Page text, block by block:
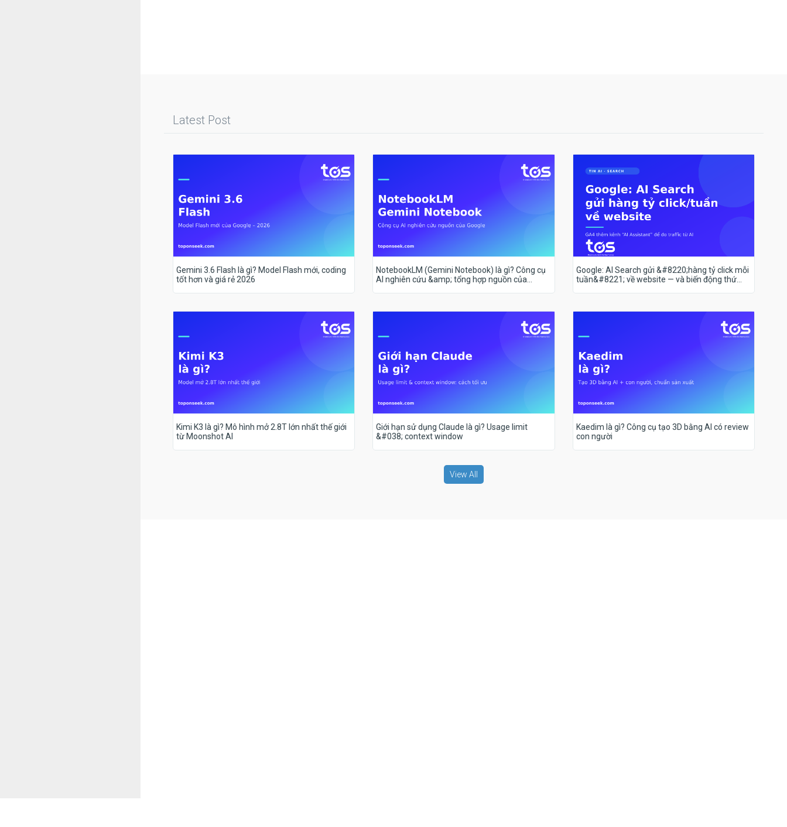
Latest Post
Gemini 3.6 Flash là gì? Model Flash mới, coding
tốt hơn và giá rẻ 2026
NotebookLM (Gemini Notebook) là gì? Công cụ
AI nghiên cứu &amp; tổng hợp nguồn của
Google: AI Search gửi &#8220;hàng tỷ click mỗi
tuần&#8221; về website — và biến động thứ
Kimi K3 là gì? Mô hình mở 2.8T lớn nhất thế giới
từ Moonshot AI
Giới hạn sử dụng Claude là gì? Usage limit
&#038; context window
Kaedim là gì? Công cụ tạo 3D bằng AI có review
con người
View All